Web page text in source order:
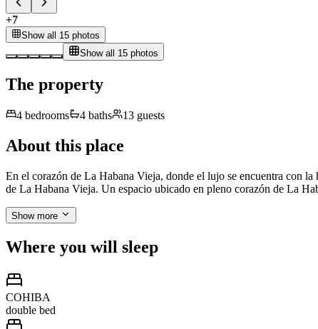
+7
Show all 15 photos
Show all 15 photos
The property
4 bedrooms 4 baths 13 guests
About this place
En el corazón de La Habana Vieja, donde el lujo se encuentra con
de La Habana Vieja. Un espacio ubicado en pleno corazón de La
Show more
Where you will sleep
COHIBA
double bed